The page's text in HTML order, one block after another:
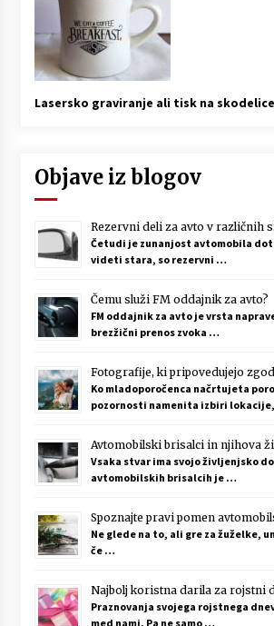
Lasersko graviranje ali tisk na
Objave iz blogov
Rezervni deli za avto v različnih
Četudi je zunanjost avtomobila
videti stara, so rezervni …
Čemu služi FM oddajnik za avto?
FM oddajnik za avto je vrsta
brezžični prenos zvoka …
Fotografije, ki pripovedujejo
Ko mladoporočenca načrtujeta
pozornosti namenita izbiri
Avtomobilski brisalci in njihova
Vsaka stvar ima svojo življenjsko
avtomobilskih brisalcih je …
Spoznajte pravi pomen
Ne glede na to, ali gre za žuželke,
če …
Najbolj koristna darila za rojstni
Praznovanja svojega rojstnega
med nami. Pa ne samo …